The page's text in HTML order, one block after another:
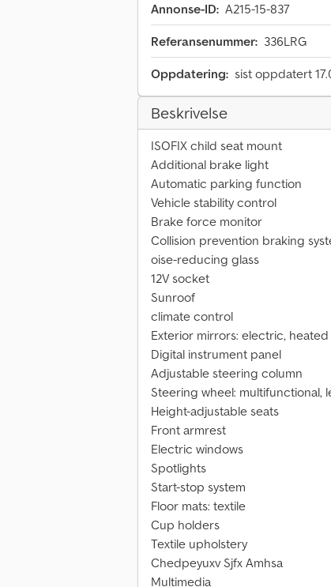
Annonse-ID: A215-15-837
Referansenummer: 336LRG
Oppdatering: sist oppdatert
Beskrivelse
ISOFIX child seat mount
Additional brake light
Automatic parking function
Vehicle stability control
Brake force monitor
Collision prevention braking
oise-reducing glass
12V socket
Sunroof
climate control
Exterior mirrors: electric, heated
Digital instrument panel
Adjustable steering column
Steering wheel: multifunctional,
Height-adjustable seats
Front armrest
Electric windows
Spotlights
Start-stop system
Floor mats: textile
Cup holders
Textile upholstery
Chedpeyuxv Sjfx Amhsa
Multimedia